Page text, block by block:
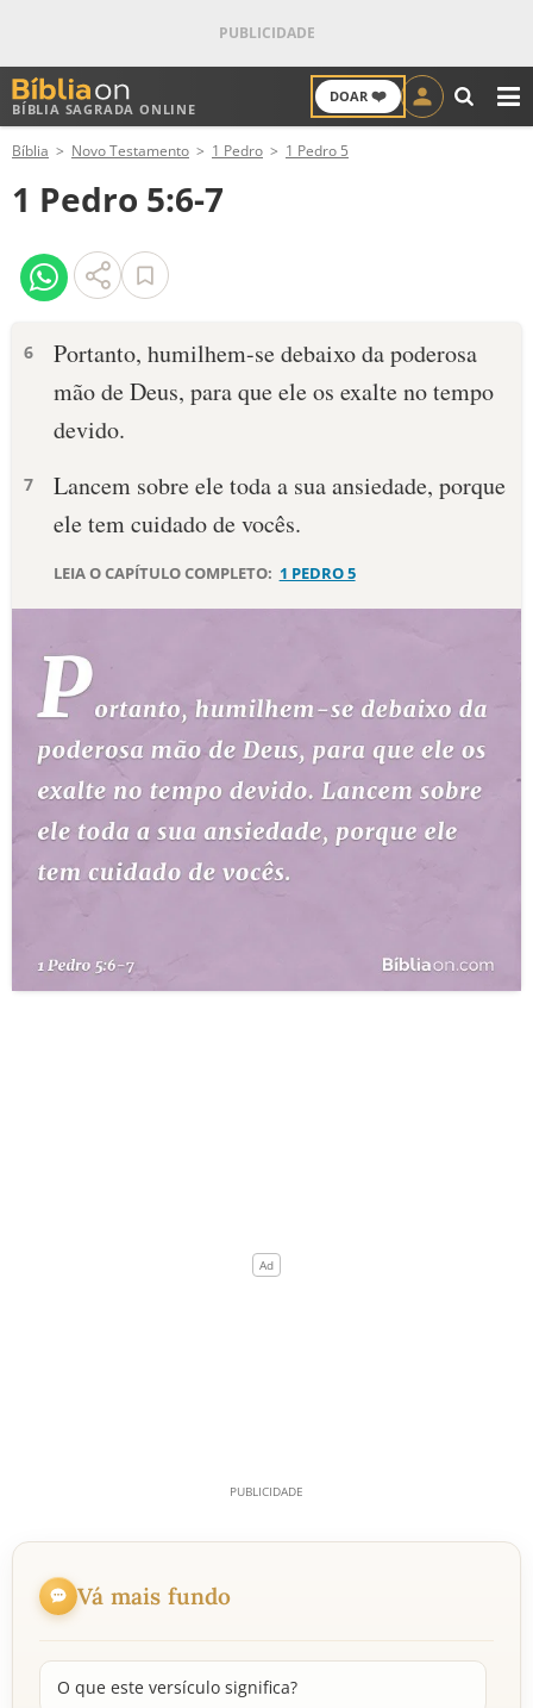
BÍBLIA SAGRADA ONLINE
DOAR ❤️
ANTIGO TESTAMENTO
NOVO TESTAMENTO
VERSÍCULOS
PALAVRA DO DIA
DEVOCIONAL DIÁRIO
10 MANDAMENTOS
ESBOÇOS DE PREGAÇÃO
TEMAS
PERGUNTE À BÍBLIA
TERMO BÍBLICO JOGOS
Bíblia Novo Testamento 1 Pedro 1 Pedro 5
1 Pedro 5:6-7
6
Portanto, humilhem-se debaixo da poderosa
mão de Deus, para que ele os exalte no tempo
devido.
7
Lancem sobre ele toda a sua ansiedade, porque
ele tem cuidado de vocês.
LEIA O CAPÍTULO COMPLETO: 1 PEDRO 5
Vá mais fundo
O que este versículo significa?